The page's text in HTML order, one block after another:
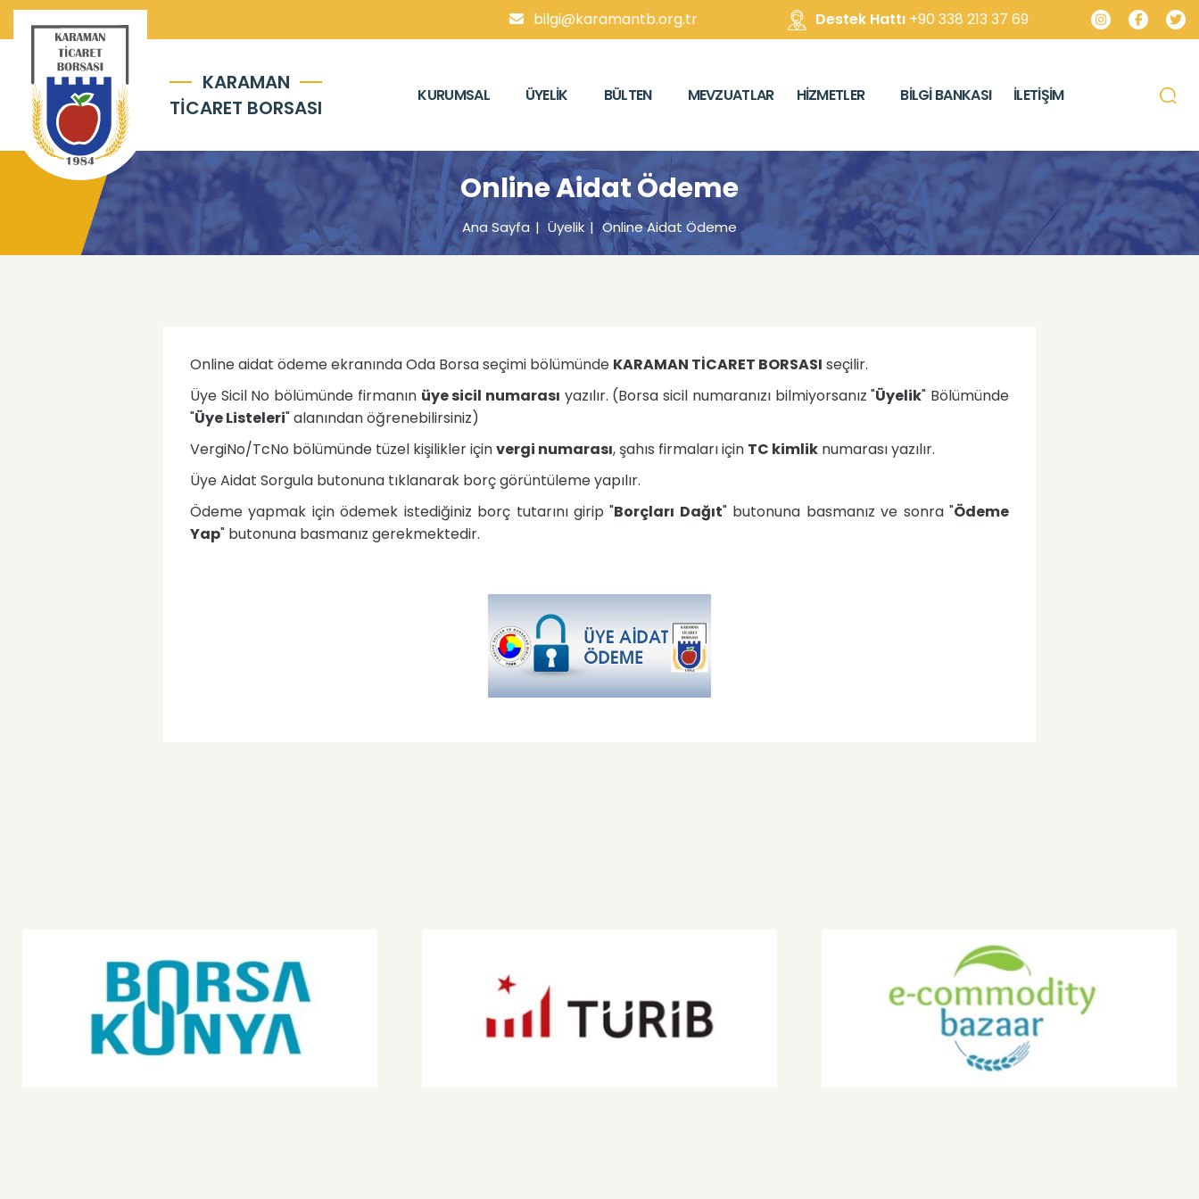
bilgi@karamantb.org.tr Destek Hattı +90 338 213 37 69
KARAMAN
TİCARET BORSASI
KURUMSAL ÜYELIK BÜLTEN MEVZUATLAR HIZMETLER BILGI BANKASI İLETIŞIM
Online Aidat Ödeme
Ana Sayfa Üyelik Online Aidat Ödeme
Online aidat ödeme ekranında Oda Borsa seçimi bölümünde KARAMAN TİCARET BORSASI seçilir.
Üye Sicil No bölümünde firmanın üye sicil numarası yazılır. (Borsa sicil numaranızı bilmiyorsanız "Üyelik" Bölümünde
"Üye Listeleri" alanından öğrenebilirsiniz)
VergiNo/TcNo bölümünde tüzel kişilikler içinvergi numarası, şahıs firmaları için TC kimlik numarası yazılır.
Üye Aidat Sorgula butonuna tıklanarak borç görüntüleme yapılır.
Ödeme yapmak için ödemek istediğiniz borç tutarını girip "Borçları Dağıt" butonuna basmanız ve sonra "Ödeme
Yap" butonuna basmanız gerekmektedir.